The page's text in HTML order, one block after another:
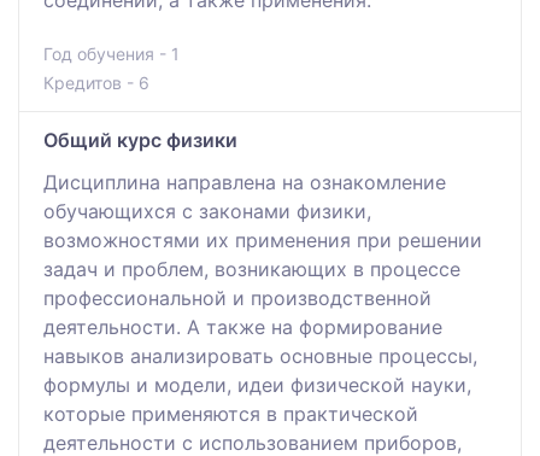
Год обучения - 1
Кредитов - 6
Общий курс физики
Дисциплина направлена на ознакомление
обучающихся с законами физики,
возможностями их применения при решении
задач и проблем, возникающих в процессе
профессиональной и производственной
деятельности. А также на формирование
навыков анализировать основные процессы,
формулы и модели, идеи физической науки,
которые применяются в практической
деятельности с использованием приборов,